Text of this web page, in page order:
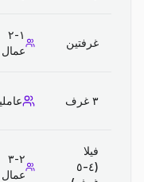
غرفتين
١-٢
عمال
٣ غرف
فيلا
(٤-٥
٢-٣
عمال